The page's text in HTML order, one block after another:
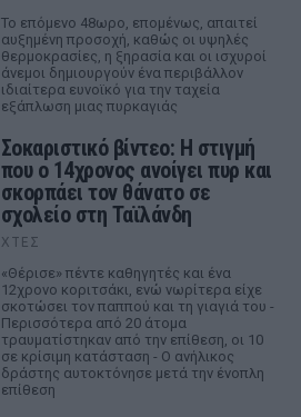
Το επόμενο 48ωρο, επομένως, απαιτεί
αυξημένη προσοχή, καθώς οι υψηλές
θερμοκρασίες, η ξηρασία και οι ισχυροί
άνεμοι δημιουργούν ένα περιβάλλον
ιδιαίτερα ευνοϊκό για την ταχεία
εξάπλωση μιας πυρκαγιάς
Σοκαριστικό βίντεο: Η στιγμή
που ο 14χρονος ανοίγει πυρ και
σκορπάει τον θάνατο σε
σχολείο στη Ταϊλάνδη
ΧΤΕΣ
«Θέρισε» πέντε καθηγητές και ένα
12χρονο κοριτσάκι, ενώ νωρίτερα είχε
σκοτώσει τον παππού και τη γιαγιά του -
Περισσότερα από 20 άτομα
τραυματίστηκαν από την επίθεση, οι 10
σε κρίσιμη κατάσταση - Ο ανήλικος
δράστης αυτοκτόνησε μετά την ένοπλη
επίθεση